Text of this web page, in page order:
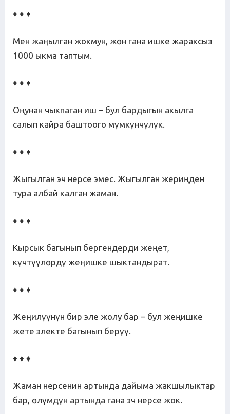
♦ ♦ ♦
Мен жаңылган жокмун, жөн гана ишке жараксыз
1000 ыкма таптым.
♦ ♦ ♦
Оңунан чыкпаган иш – бул бардыгын акылга
салып кайра баштоого мүмкүнчүлүк.
♦ ♦ ♦
Жыгылган эч нерсе эмес. Жыгылган жериңден
тура албай калган жаман.
♦ ♦ ♦
Кырсык багынып бергендерди жеңет,
күчтүүлөрдү жеңишке шыктандырат.
♦ ♦ ♦
Жеңилүүнүн бир эле жолу бар – бул жеңишке
жете электе багынып берүү.
♦ ♦ ♦
Жаман нерсенин артында дайыма жакшылыктар
бар, өлүмдүн артында гана эч нерсе жок.